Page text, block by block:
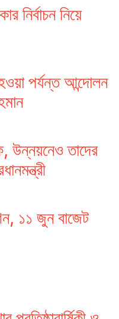
নির্বাচন নিয়ে
হওয়া পর্যন্ত আন্দোলন
উন্নয়নেও তাদের
১১ জুন বাজেট